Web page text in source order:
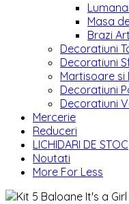
Masa
Brazi
Decoratiuni
Decoratiuni
Martisoare si
Decoratiuni
Decoratiuni
Mercerie
Reduceri
LICHIDARI DE STOC
Noutati
More For Less